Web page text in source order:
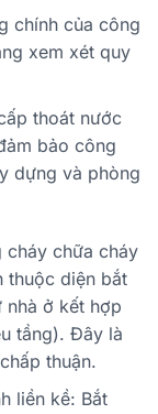
chính của công
xem xét quy
thoát nước
bảo công
dựng và phòng
cháy chữa cháy
thuộc diện bắt
nhà ở kết hợp
tầng). Đây là
thuận.
liền kề: Bắt